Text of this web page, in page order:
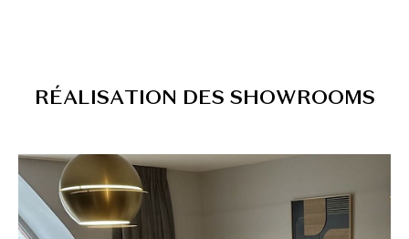
RÉALISATION DES SHOWROOMS